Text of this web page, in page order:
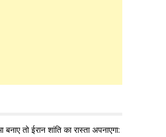
तो ईरान शांति का रास्ता अपनाएगा: